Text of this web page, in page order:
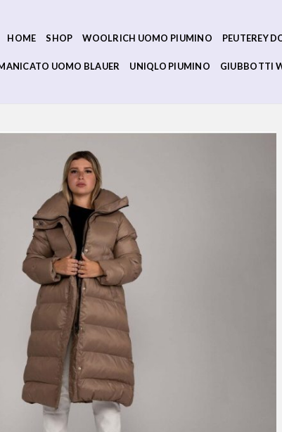
HOME SHOP WOOLRICH UOMO PIUMINO PEUTEREY
UOMO BLAUER UNIQLO PIUMINO GIUBBOTTI